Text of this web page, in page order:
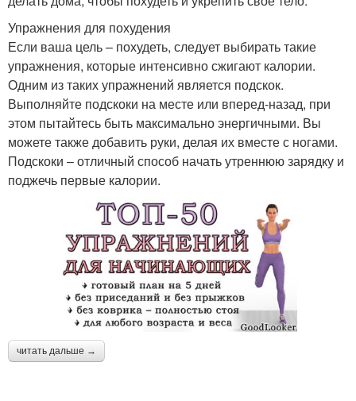
Упражнения для похудения
Если ваша цель – похудеть, следует выбирать такие
упражнения, которые интенсивно сжигают калории.
Одним из таких упражнений является подскок.
Выполняйте подскоки на месте или вперед-назад, при
этом пытайтесь быть максимально энергичными. Вы
можете также добавить руки, делая их вместе с ногами.
Подскоки – отличный способ начать утреннюю зарядку и
поджечь первые калории.
читать дальше →